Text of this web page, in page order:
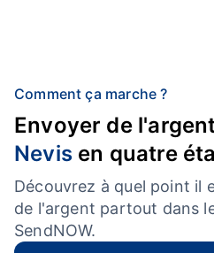
Comment ça marche ?
Envoyer de
Nevisen quatre
Découvrez à quel point il
de l'argent partout dans
SendNOW.